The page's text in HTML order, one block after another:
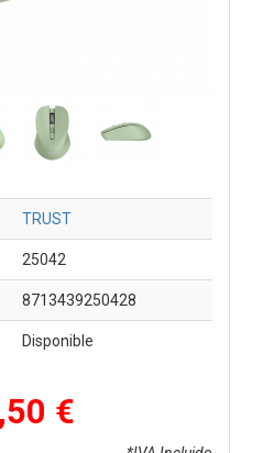
TRUST
25042
8713439250428
Disponible
€